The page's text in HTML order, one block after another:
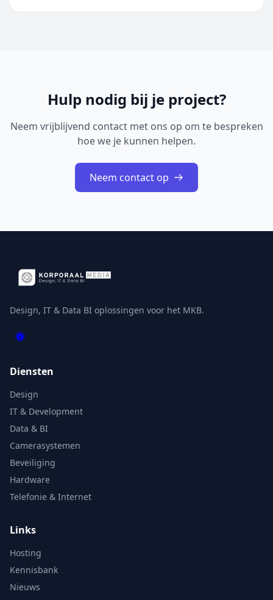
Hulp nodig bij je project?
Neem vrijblijvend contact met ons op om te bespreken
hoe we je kunnen helpen.
Neem contact op
Design, IT & Data BI oplossingen voor het MKB.
Diensten
Design
IT & Development
Data & BI
Camerasystemen
Beveiliging
Hardware
Telefonie & Internet
Links
Hosting
Kennisbank
Nieuws